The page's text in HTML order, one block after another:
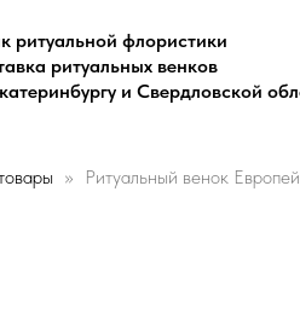
ритуальной флористики
ритуальных венков
и Свердловской
Ритуальный венок